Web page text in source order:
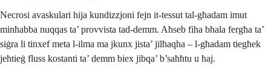
Necrosi avaskulari hija kundizzjoni fejn it-tessut tal-għadam imut
minħabba nuqqas ta’ provvista tad-demm. Aħseb fiha bħala fergħa ta’
siġra li tinxef meta l-ilma ma jkunx jista’ jilħaqha – l-għadam tiegħek
jeħtieġ fluss kostanti ta’ demm biex jibqa’ b’saħħtu u ħaj.